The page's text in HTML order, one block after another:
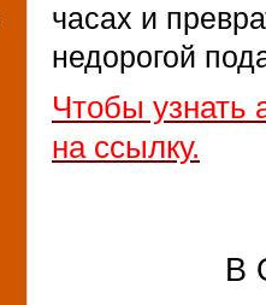
часах и
недорогой
Чтобы узнать
на ссылку.
В